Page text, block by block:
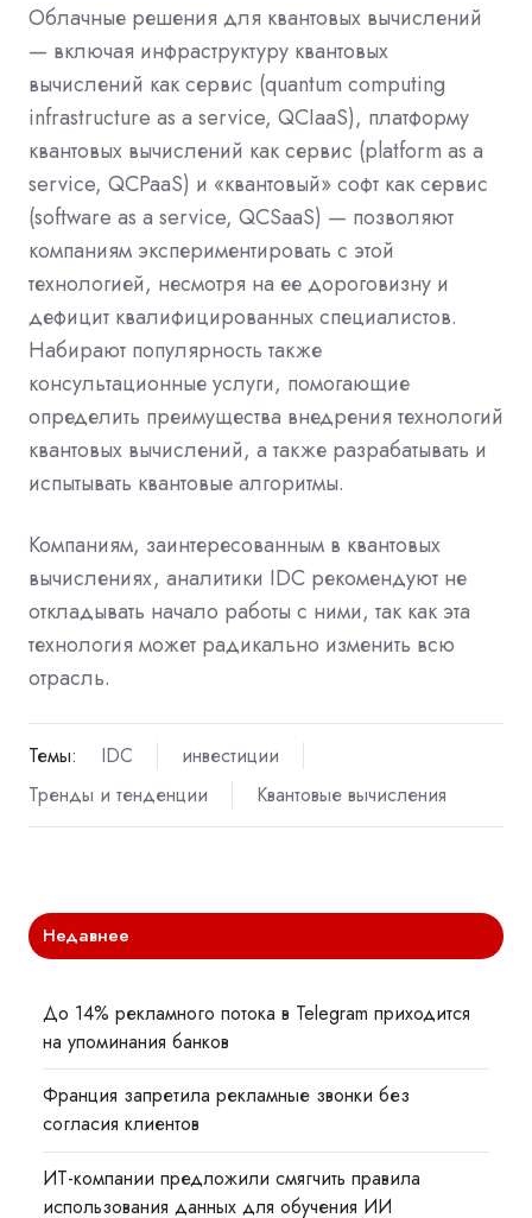
Облачные решения для квантовых вычислений
— включая инфраструктуру квантовых
вычислений как сервис (quantum computing
infrastructure as a service, QCIaaS), платформу
квантовых вычислений как сервис (platform as a
service, QCPaaS) и «квантовый» софт как сервис
(software as a service, QCSaaS) — позволяют
компаниям экспериментировать с этой
технологией, несмотря на ее дороговизну и
дефицит квалифицированных специалистов.
Набирают популярность также
консультационные услуги, помогающие
определить преимущества внедрения технологий
квантовых вычислений, а также разрабатывать и
испытывать квантовые алгоритмы.
Компаниям, заинтересованным в квантовых
вычислениях, аналитики IDC рекомендуют не
откладывать начало работы с ними, так как эта
технология может радикально изменить всю
отрасль.
Темы: IDC
инвестиции
Тренды и тенденции
Квантовые вычисления
Недавнее
До 14% рекламного потока в Telegram приходится
на упоминания банков
Франция запретила рекламные звонки без
согласия клиентов
ИТ-компании предложили смягчить правила
использования данных для обучения ИИ